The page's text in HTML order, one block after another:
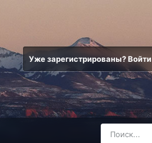
Уже зарегистрированы? Войти